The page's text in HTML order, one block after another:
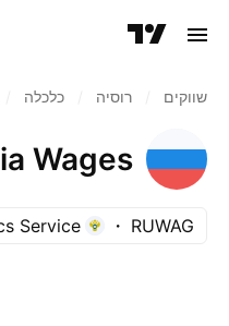
שווקים רוסיה‏ כלכלה
Wages
RUWAG
Service